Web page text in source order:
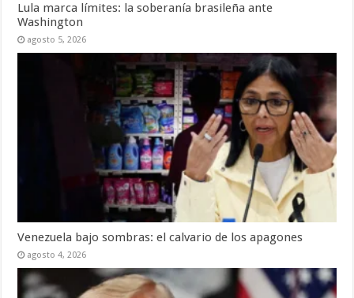
Lula marca límites: la soberanía brasileña ante
Washington
agosto 5, 2026
Venezuela bajo sombras: el calvario de los apagones
agosto 4, 2026